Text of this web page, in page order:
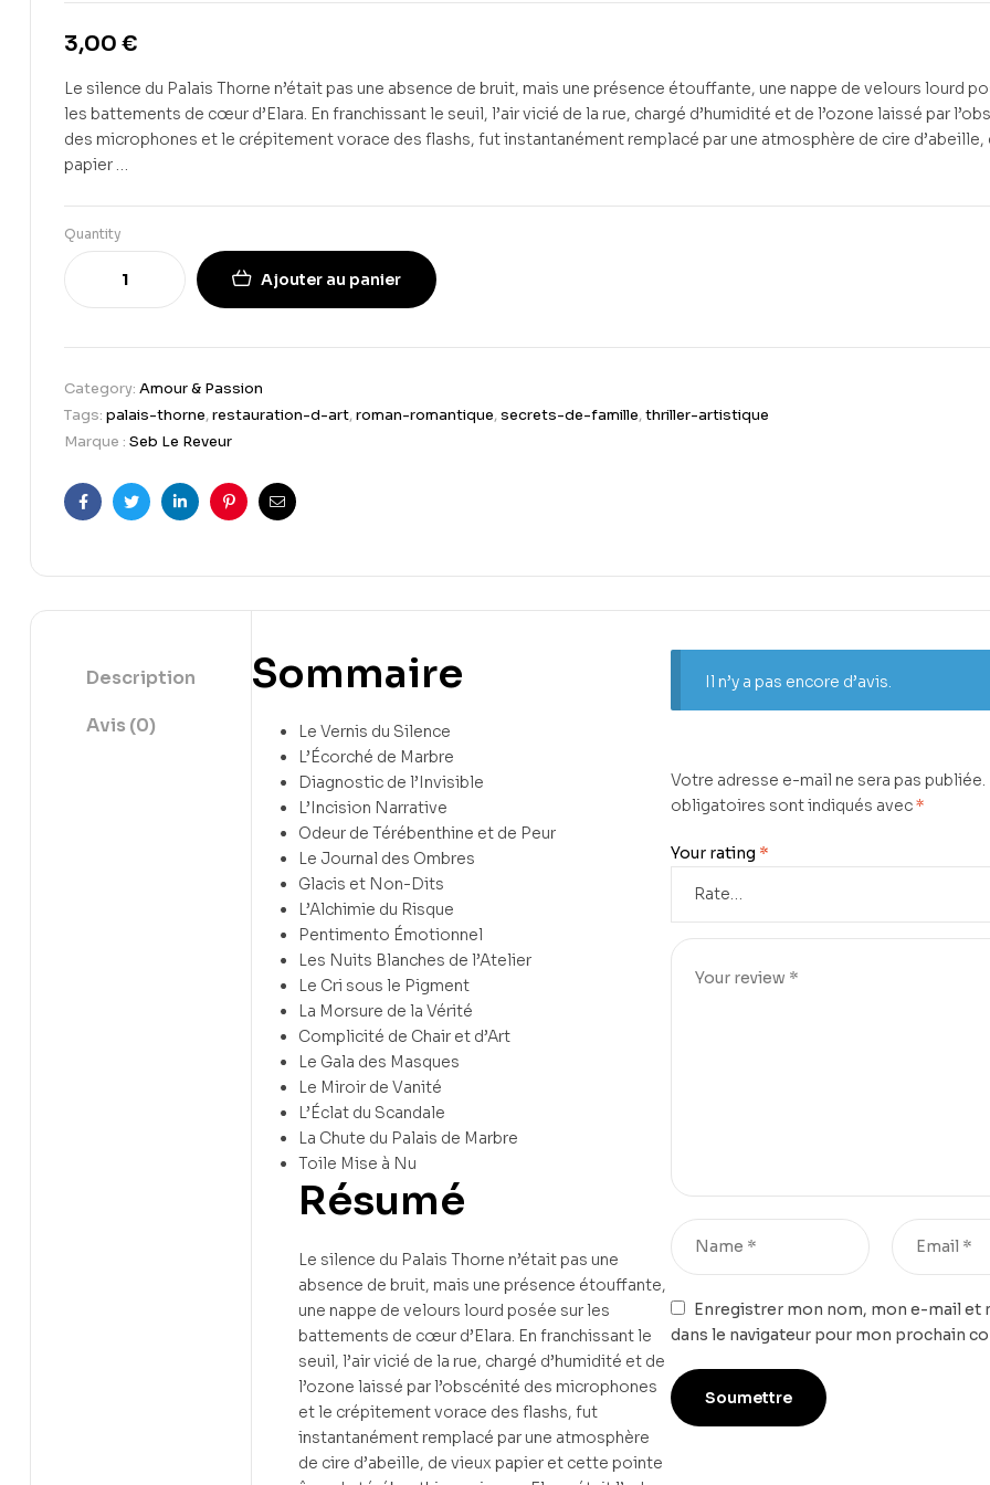
3,00 €
Le silence du Palais Thorne n’était pas une absence de bruit, mais une présence étouffante, une nappe de velours lourd
les battements de cœur d’Elara. En franchissant le seuil, l’air vicié de la rue, chargé d’humidité et de l’ozone laissé par
des microphones et le crépitement vorace des flashs, fut instantanément remplacé par une atmosphère de cire d’abeille,
papier …
Quantity
Ajouter au panier
Category: Amour & Passion
Tags: palais-thorne,restauration-d-art,roman-romantique,secrets-de-famille,thriller-artistique
Marque : Seb Le Reveur
FacebookTwitterLinkedinPinterestEmail
Description
Avis (0)
Sommaire
Le Vernis du Silence
L’Écorché de Marbre
Diagnostic de l’Invisible
L’Incision Narrative
Odeur de Térébenthine et de Peur
Le Journal des Ombres
Glacis et Non-Dits
L’Alchimie du Risque
Pentimento Émotionnel
Les Nuits Blanches de l’Atelier
Le Cri sous le Pigment
La Morsure de la Vérité
Complicité de Chair et d’Art
Le Gala des Masques
Le Miroir de Vanité
L’Éclat du Scandale
La Chute du Palais de Marbre
Toile Mise à Nu
Résumé
Le silence du Palais Thorne n’était pas une
absence de bruit, mais une présence étouffante,
une nappe de velours lourd posée sur les
battements de cœur d’Elara. En franchissant le
seuil, l’air vicié de la rue, chargé d’humidité et de
l’ozone laissé par l’obscénité des microphones
et le crépitement vorace des flashs, fut
instantanément remplacé par une atmosphère
de cire d’abeille, de vieux papier et cette pointe
Il n’y a pas encore d’avis.
Votre adresse e-mail ne sera pas publiée.
obligatoires sont indiqués avec*
Your rating *
Enregistrer mon nom, mon e-mail et
dans le navigateur pour mon prochain